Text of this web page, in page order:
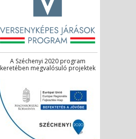
A Széchenyi 2020 program
keretében megvalósuló projektek